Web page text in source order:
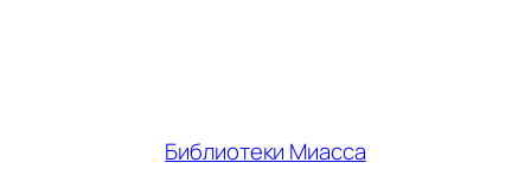
Библиотеки Миасса